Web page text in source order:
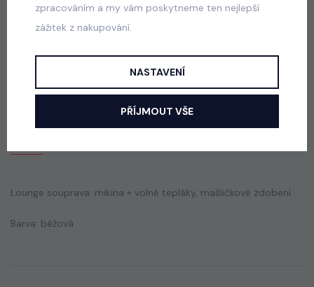
skladem
Lounge souprava: mikina + volné tepláky, mašličkové zdobení.
Barva: béžová
zpracováním a my vám poskytneme ten nejlepší
zážitek z nakupování.
NASTAVENÍ
PŘÍJMOUT VŠE